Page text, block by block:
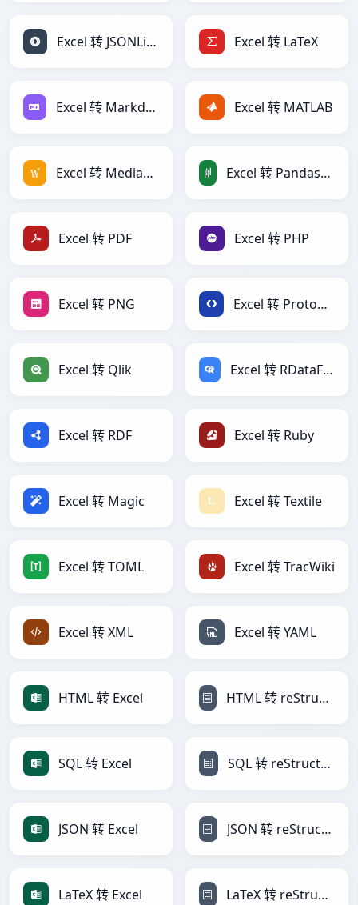
Excel 转 JSONLines Excel 转 LaTeX
Excel 转 Markdown Excel 转 MATLAB
Excel 转 MediaWiki Excel 转 PandasDataFrame
Excel 转 PDF Excel 转 PHP
Excel 转 PNG Excel 转 Protobuf
Excel 转 Qlik Excel 转 RDataFrame
Excel 转 RDF Excel 转 Ruby
Excel 转 Magic Excel 转 Textile
Excel 转 TOML Excel 转 TracWiki
Excel 转 XML Excel 转 YAML
HTML 转 Excel HTML 转 reStructuredText
SQL 转 Excel SQL 转 reStructuredText
JSON 转 Excel JSON 转 reStructuredText
LaTeX 转 Excel LaTeX 转 reStructuredText